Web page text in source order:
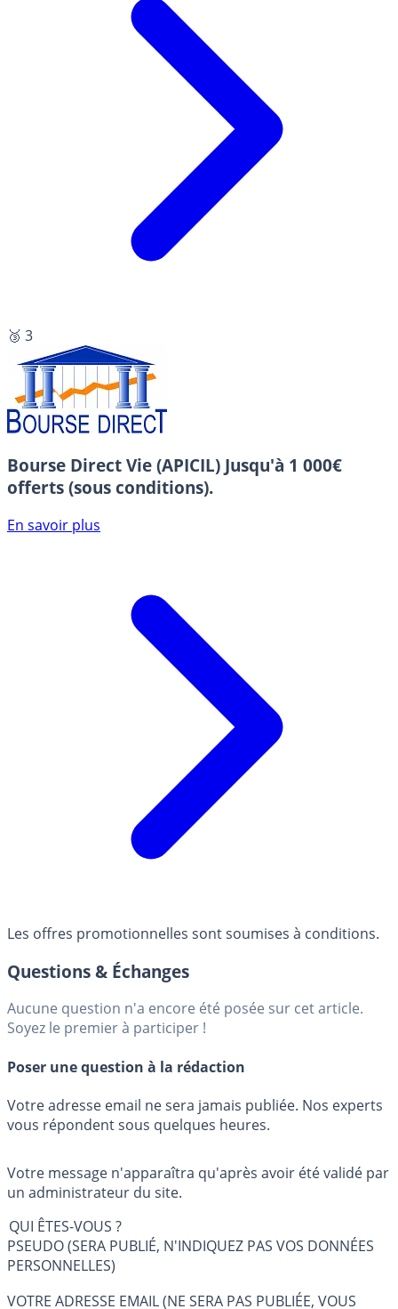
🥉 3
Bourse Direct Vie (APICIL) Jusqu'à 1 000€
offerts (sous conditions).
En savoir plus
Les offres promotionnelles sont soumises à conditions.
Questions & Échanges
Aucune question n'a encore été posée sur cet article.
Soyez le premier à participer !
Poser une question à la rédaction
Votre adresse email ne sera jamais publiée. Nos experts
vous répondent sous quelques heures.
Votre message n'apparaîtra qu'après avoir été validé par
un administrateur du site.
QUI ÊTES-VOUS ?
PSEUDO (SERA PUBLIÉ, N'INDIQUEZ PAS VOS DONNÉES
PERSONNELLES)
VOTRE ADRESSE EMAIL (NE SERA PAS PUBLIÉE, VOUS